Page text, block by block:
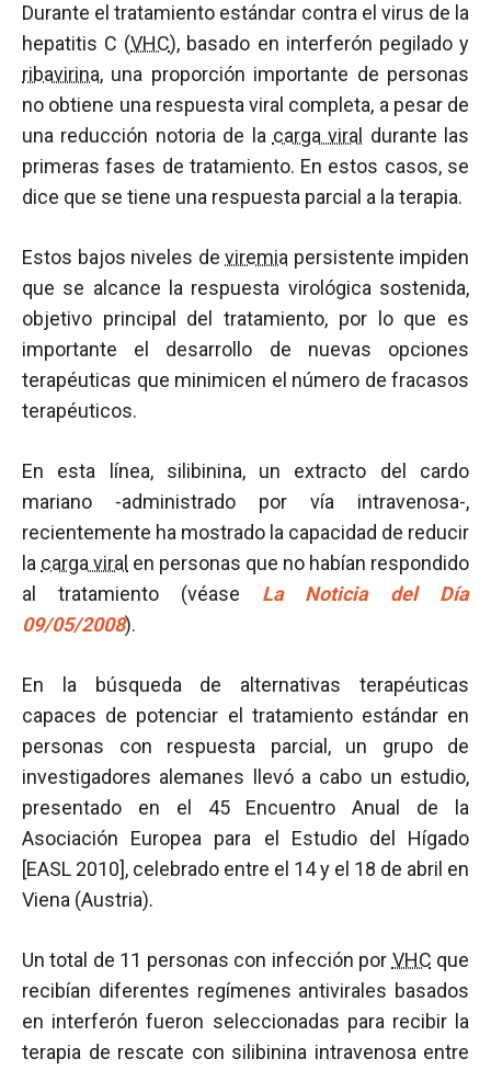
Durante el tratamiento estándar contra el virus de la
hepatitis C (VHC), basado en interferón pegilado y
ribavirina, una proporción importante de personas
no obtiene una respuesta viral completa, a pesar de
una reducción notoria de la carga viral
durante las
primeras fases de tratamiento. En estos casos, se
dice que se tiene una respuesta parcial a la terapia.
Estos bajos niveles de viremia persistente impiden
que se alcance la respuesta virológica sostenida,
objetivo principal del tratamiento, por lo que es
importante el desarrollo de nuevas opciones
terapéuticas que minimicen el número de fracasos
terapéuticos.
En esta línea, silibinina, un extracto del cardo
mariano -administrado por vía intravenosa-,
recientemente ha mostrado la capacidad de reducir
la carga viral en personas que no habían respondido
al tratamiento (véase
La Noticia del Día
09/05/2008).
En la búsqueda de alternativas terapéuticas
capaces de potenciar el tratamiento estándar en
personas con respuesta parcial, un grupo de
investigadores alemanes llevó a cabo un estudio,
presentado en el 45 Encuentro Anual de la
Asociación Europea para el Estudio del Hígado
[EASL 2010], celebrado entre el 14 y el 18 de abril en
Viena (Austria).
Un total de 11 personas con infección por VHC que
recibían diferentes regímenes antivirales basados
en interferón fueron seleccionadas para recibir la
terapia de rescate con silibinina intravenosa entre